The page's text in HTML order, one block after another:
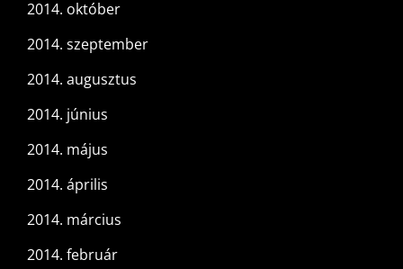
2014. október
2014. szeptember
2014. augusztus
2014. június
2014. május
2014. április
2014. március
2014. február